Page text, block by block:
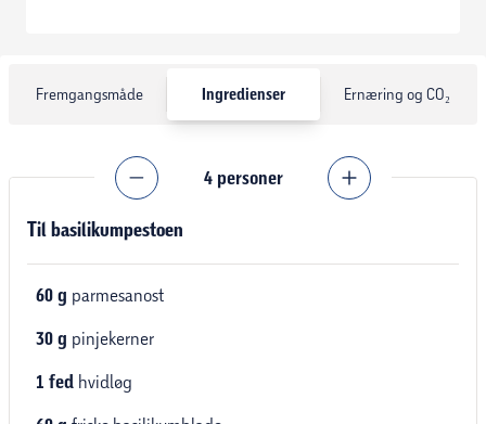
Fremgangsmåde Ingredienser Ernæring og CO₂
4 personer
Til basilikumpestoen
60 g parmesanost
30 g pinjekerner
1 fed hvidløg